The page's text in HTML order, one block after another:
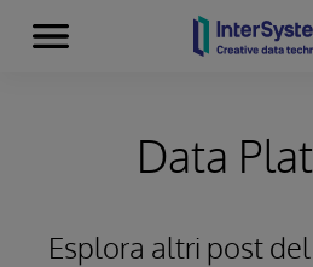
Skip to content
Menu
Data
Esplora altri post